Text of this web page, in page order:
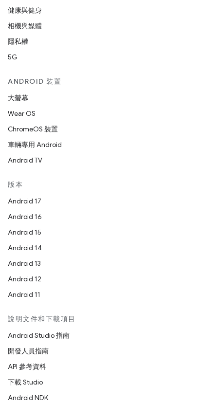
健康與健身
相機與媒體
隱私權
5G
ANDROID 裝置
大螢幕
Wear OS
ChromeOS 裝置
車輛專用 Android
Android TV
版本
Android 17
Android 16
Android 15
Android 14
Android 13
Android 12
Android 11
說明文件和下載項目
Android Studio 指南
開發人員指南
API 參考資料
下載 Studio
Android NDK